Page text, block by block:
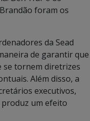
foram os
da Sead
de garantir que
se tornem diretrizes
Além disso, a
executivos,
um efeito